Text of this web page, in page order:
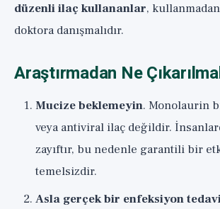
düzenli ilaç kullananlar,
doktora danışmalıdır.
Araştırmadan Ne
Mucize beklemeyin. Monolaurin
veya antiviral ilaç değildir.
zayıftır, bu nedenle garantili bir
temelsizdir.
Asla gerçek bir enfeksiyon